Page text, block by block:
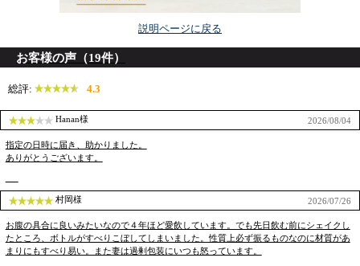
説明ページに戻る
お客様の声（19件）
総評: 4.3
Hanan様 2026/08/04
指定の日時に届き、助かりました。
ありがとうございます。
村岡様 2026/07/26
お腹の具合に良いみたいなので４年ほど愛飲しています。でも先日飲む前にシェイクし
たところ、ボトルがすべりこぼしてしまいました。性質上必ず振るものなのに材質があ
まりにもすべり易い。また妻は過剰包装にいつも怒っています。